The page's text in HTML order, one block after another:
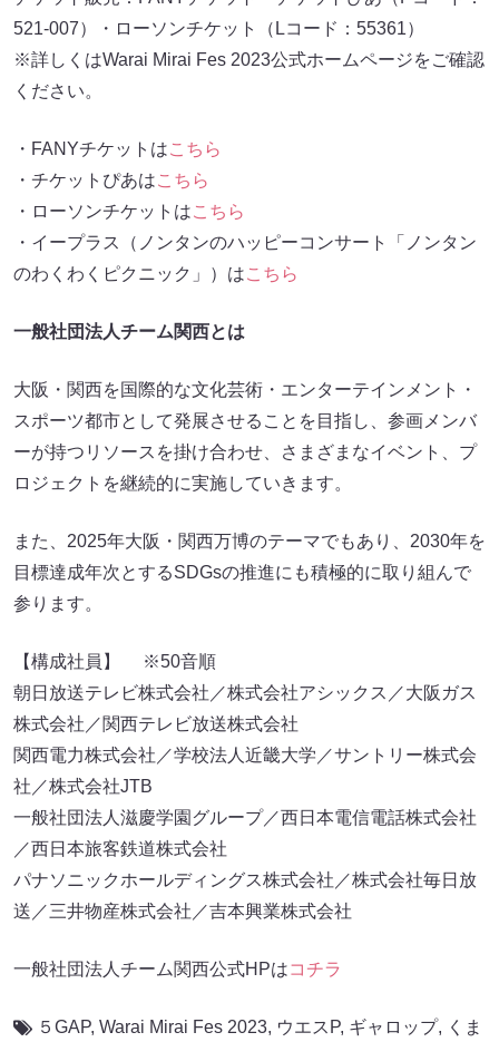
521-007）・ローソンチケット（Lコード：55361）
※詳しくはWarai Mirai Fes 2023公式ホームページをご確認
ください。
・FANYチケットはこちら
・チケットぴあはこちら
・ローソンチケットはこちら
・イープラス（ノンタンのハッピーコンサート「ノンタン
のわくわくピクニック」）はこちら
一般社団法人チーム関西とは
大阪・関西を国際的な文化芸術・エンターテインメント・
スポーツ都市として発展させることを目指し、参画メンバ
ーが持つリソースを掛け合わせ、さまざまなイベント、プ
ロジェクトを継続的に実施していきます。
また、2025年大阪・関西万博のテーマでもあり、2030年を
目標達成年次とするSDGsの推進にも積極的に取り組んで
参ります。
【構成社員】 ※50音順
朝日放送テレビ株式会社／株式会社アシックス／大阪ガス
株式会社／関西テレビ放送株式会社
関西電力株式会社／学校法人近畿大学／サントリー株式会
社／株式会社JTB
一般社団法人滋慶学園グループ／西日本電信電話株式会社
／西日本旅客鉄道株式会社
パナソニックホールディングス株式会社／株式会社毎日放
送／三井物産株式会社／吉本興業株式会社
一般社団法人チーム関西公式HPはコチラ
５GAP, Warai Mirai Fes 2023, ウエスP, ギャロップ, くま